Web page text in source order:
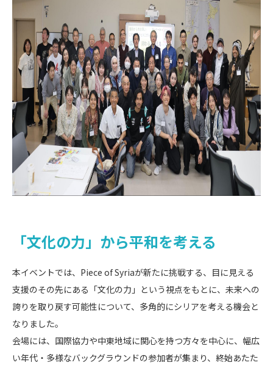
「文化の力」から平和を考える
本イベントでは、Piece of Syriaが新たに挑戦する、目に見える
支援のその先にある「文化の力」という視点をもとに、未来への
誇りを取り戻す可能性について、多角的にシリアを考える機会と
なりました。
会場には、国際協力や中東地域に関心を持つ方々を中心に、幅広
い年代・多様なバックグラウンドの参加者が集まり、終始あたた